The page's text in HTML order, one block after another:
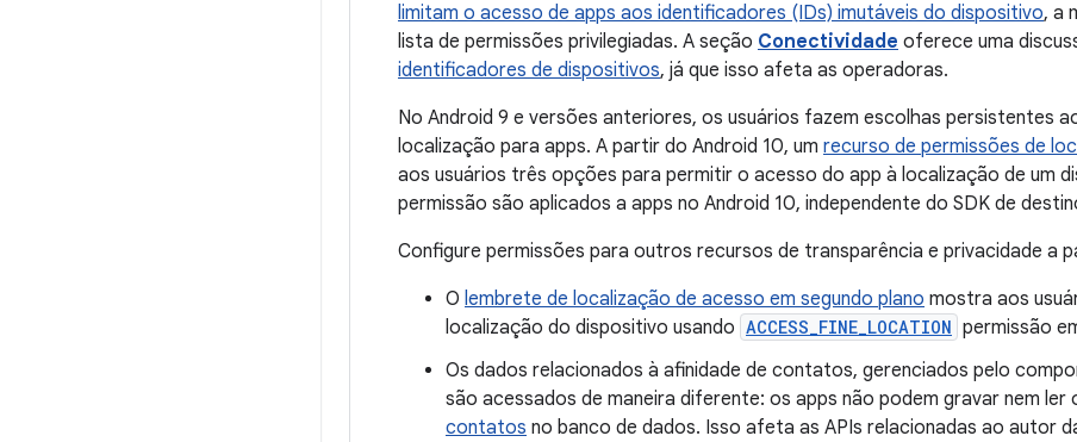
limitam o acesso de apps aos identificadores (IDs) imutáveis do dispositivo, a
lista de permissões privilegiadas. A seção Conectividade oferece uma
identificadores de dispositivos, já que isso afeta as operadoras.
No Android 9 e versões anteriores, os usuários fazem escolhas persistentes
localização para apps. A partir do Android 10, um recurso de permissões de
aos usuários três opções para permitir o acesso do app à localização de um
permissão são aplicados a apps no Android 10, independente do SDK de
Configure permissões para outros recursos de transparência e privacidade a
O lembrete de localização de acesso em segundo plano mostra aos
localização do dispositivo usando ACCESS_FINE_LOCATION permissão
Os dados relacionados à afinidade de contatos, gerenciados pelo
são acessados de maneira diferente: os apps não podem gravar nem ler
contatos no banco de dados. Isso afeta as APIs relacionadas ao autor